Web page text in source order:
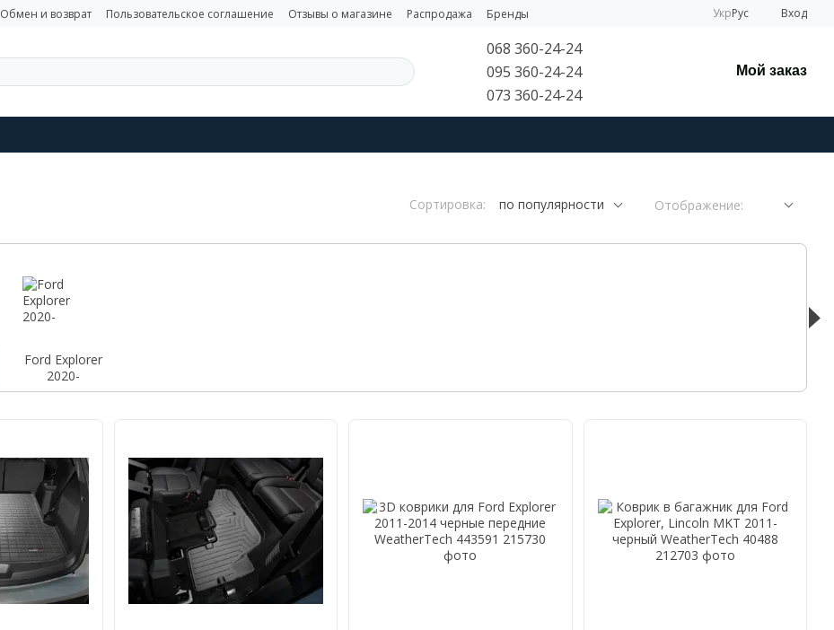
Обмен и возврат Пользовательское соглашение Отзывы о магазине Распродажа Бренды УкрРус Вход
068 360-24-24
095 360-24-24
073 360-24-24
Мой заказ
Сортировка: по популярности Отображение:
Ford Explorer
2020-